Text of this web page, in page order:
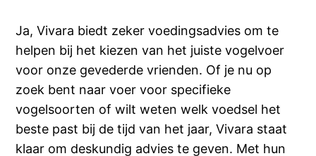
Ja, Vivara biedt zeker voedingsadvies om te
helpen bij het kiezen van het juiste vogelvoer
voor onze gevederde vrienden. Of je nu op
zoek bent naar voer voor specifieke
vogelsoorten of wilt weten welk voedsel het
beste past bij de tijd van het jaar, Vivara staat
klaar om deskundig advies te geven. Met hun